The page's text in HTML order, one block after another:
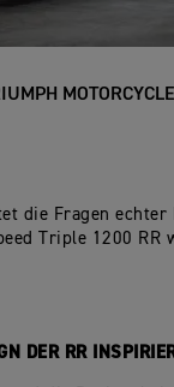
die Fragen
Triple 1200 RR
DER RR